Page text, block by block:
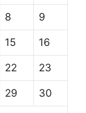
8 9
15 16
22 23
29 30